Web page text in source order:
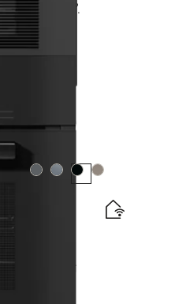
Spalva:Spalva:Spalva:Spalva: